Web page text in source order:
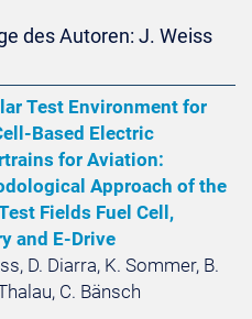
des Autoren: J. Weiss
Test Environment for
Based Electric
for Aviation:
Approach of the
Fields Fuel Cell,
and E-Drive
D. Diarra, K. Sommer, B.
C. Bänsch